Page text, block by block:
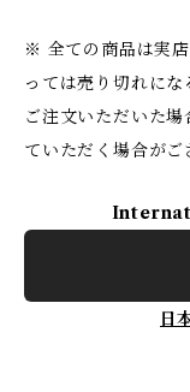
※ 全ての商品は実
っては売り切れに
ご注文いただいた
ていただく場合がご
日